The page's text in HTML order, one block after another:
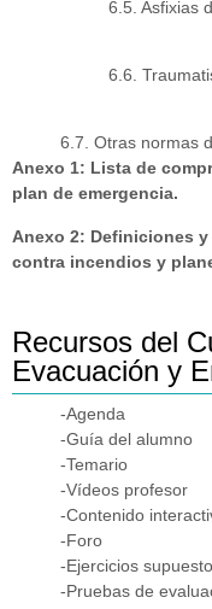
6.5. Asfixias
6.6.
6.7. Otras normas
Anexo 1: Lista de
plan de emergencia.
Anexo 2: Definiciones
contra incendios y
Recursos del
Evacuación y
-Agenda
-Guía del alumno
-Temario
-Vídeos profesor
-Contenido
-Foro
-Ejercicios
-Pruebas de